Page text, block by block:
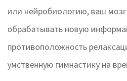
или нейробиологию, ваш
обрабатывать новую
противоположность
умственную гимнастику на